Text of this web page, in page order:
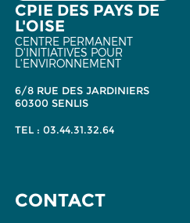
CPIE DES PAYS DE
L'OISE
CENTRE PERMANENT
D'INITIATIVES POUR
L'ENVIRONNEMENT
6/8 RUE DES JARDINIERS
60300 SENLIS
TEL : 03.44.31.32.64
CONTACT